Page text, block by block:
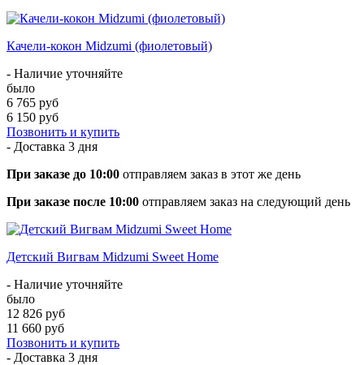
Качели-кокон Midzumi (фиолетовый)
- Наличие уточняйте
было
6 765 руб
6 150 руб
Позвонить и купить
- Доставка 3 дня
При заказе до 10:00 отправляем заказ в этот же день
При заказе после 10:00 отправляем заказ на следующий день
Детский Вигвам Midzumi Sweet Home
- Наличие уточняйте
было
12 826 руб
11 660 руб
Позвонить и купить
- Доставка 3 дня